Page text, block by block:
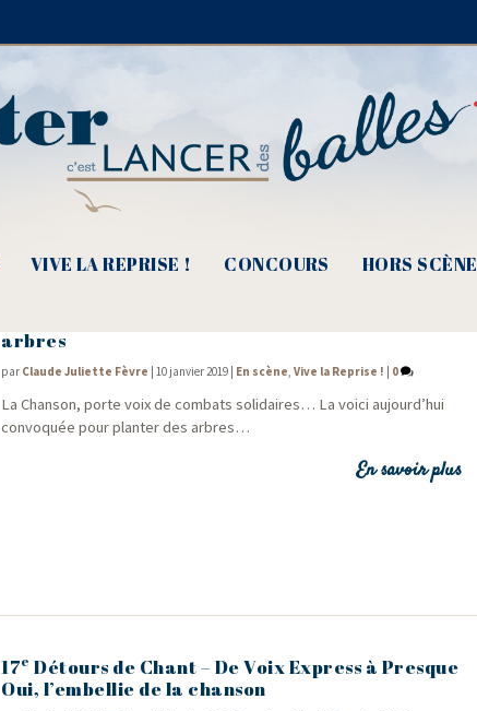
VIVE LA REPRISE ! CONCOURS HORS SCÈNE
arbres
par Claude Juliette Fèvre |10 janvier 2019 En scène,Vive la Reprise ! 0
La Chan­son, porte voix de com­bats soli­daires… La voi­ci aujourd’hui
convo­quée pour plan­ter des arbres…
En savoir plus
17e Détours de Chant – De Voix Express à Presque
Oui, l’embellie de la chanson